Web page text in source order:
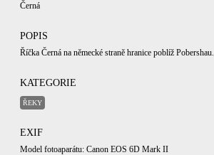
Černá
POPIS
Říčka Černá na německé straně hranice poblíž Pobershau.
KATEGORIE
ŘEKY
EXIF
Model fotoaparátu: Canon EOS 6D Mark II